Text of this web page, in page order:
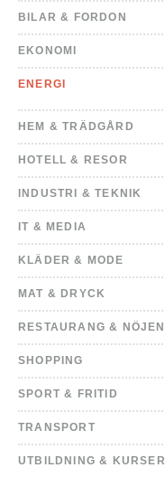
BILAR & FORDON
EKONOMI
ENERGI
HEM & TRÄDGÅRD
HOTELL & RESOR
INDUSTRI & TEKNIK
IT & MEDIA
KLÄDER & MODE
MAT & DRYCK
RESTAURANG & NÖJEN
SHOPPING
SPORT & FRITID
TRANSPORT
UTBILDNING & KURSER